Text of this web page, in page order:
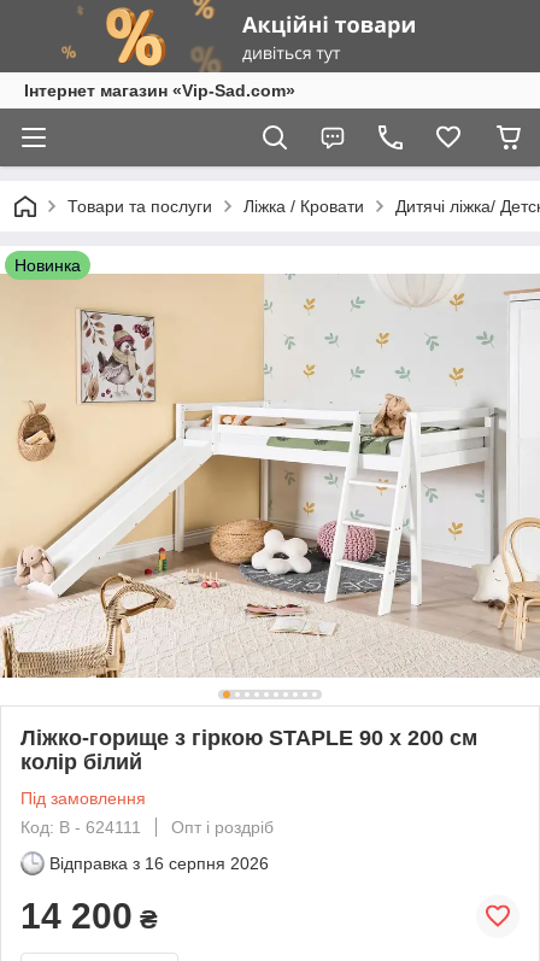
Інтернет магазин «Vip-Sad.com»
Товари та послуги Ліжка / Кровати Дитячі ліжка/
Новинка
Ліжко-горище з гіркою STAPLE 90 x 200 см
колір білий
Під замовлення
Код: В - 624111
Опт і роздріб
Відправка з 16 серпня 2026
14 200 ₴